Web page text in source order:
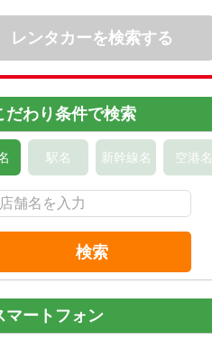
レンタカーを検索する
だわり条件で検索
駅名 新幹線名 空港名
検索
マートフォン